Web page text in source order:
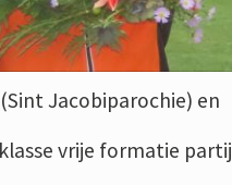
Jacobiparochie) en
vrije formatie partij